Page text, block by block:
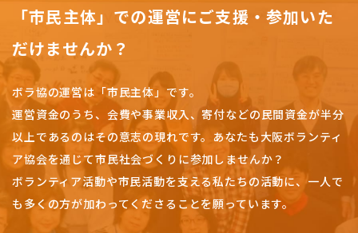
「市民主体」での運営にご支援・参加いた
だけませんか？
ボラ協の運営は「市民主体」です。
運営資金のうち、会費や事業収入、寄付などの民間資金が半分
以上であるのはその意志の現れです。 あなたも大阪ボランティ
ア協会を通じて市民社会づくりに参加しませんか？
ボランティア活動や市民活動を支える私たちの活動に、一人で
も多くの方が加わってくださることを願っています。